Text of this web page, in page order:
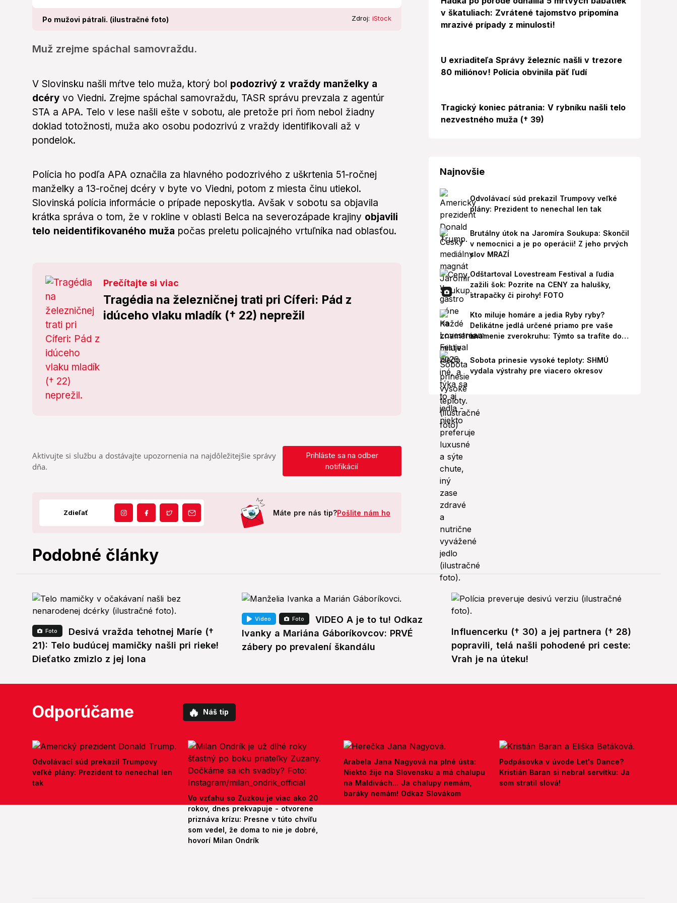
Po mužovi pátrali. (ilustračné foto) Zdroj: iStock
Muž zrejme spáchal samovraždu.
V Slovinsku našli mŕtve telo muža, ktorý bol podozrivý z vraždy manželky a
dcéry vo Viedni. Zrejme spáchal samovraždu, TASR správu prevzala z agentúr
STA a APA. Telo v lese našli ešte v sobotu, ale pretože pri ňom nebol žiadny
doklad totožnosti, muža ako osobu podozrivú z vraždy identifikovali až v
pondelok.
Polícia ho podľa APA označila za hlavného podozrivého z uškrtenia 51-ročnej
manželky a 13-ročnej dcéry v byte vo Viedni, potom z miesta činu utiekol.
Slovinská polícia informácie o prípade neposkytla. Avšak v sobotu sa objavila
krátka správa o tom, že v rokline v oblasti Belca na severozápade krajiny objavili
telo neidentifikovaného muža počas preletu policajného vrtuľníka nad oblasťou.
Prečítajte si viac
Tragédia na železničnej trati pri Cíferi: Pád z
idúceho vlaku mladík († 22) neprežil
Aktivujte si službu a dostávajte upozornenia na najdôležitejšie správy
dňa.
Prihláste sa na odber
notifikácií
Zdieľať Máte pre nás tip?Pošlite nám ho
v škatuliach: Zvrátené tajomstvo pripomína
mrazivé prípady z minulosti!
U exriaditeľa Správy železníc našli v trezore
80 miliónov! Polícia obvinila päť ľudí
Tragický koniec pátrania: V rybníku našli telo
nezvestného muža († 39)
Najnovšie
Odvolávací súd prekazil Trumpovy veľké
plány: Prezident to nenechal len tak
Brutálny útok na Jaromíra Soukupa: Skončil
v nemocnici a je po operácii! Z jeho prvých
slov MRAZÍ
Odštartoval Lovestream Festival a ľudia
zažili šok: Pozrite na CENY za halušky,
strapačky či pirohy! FOTO
Kto miluje homáre a jedia Ryby ryby?
Delikátne jedlá určené priamo pre vaše
znamenie zverokruhu: Týmto sa trafíte do
Sobota prinesie vysoké teploty: SHMÚ
vydala výstrahy pre viacero okresov
Podobné články
Foto
Desivá vražda tehotnej Maríe (†
21): Telo budúcej mamičky našli pri rieke!
Dieťatko zmizlo z jej lona
Video Foto
VIDEO A je to tu! Odkaz
Ivanky a Mariána Gáboríkovcov: PRVÉ
zábery po prevalení škandálu
Influencerku († 30) a jej partnera († 28)
popravili, telá našli pohodené pri ceste:
Vrah je na úteku!
Odporúčame 🔥 Náš tip
Odvolávací súd prekazil Trumpovy
veľké plány: Prezident to nenechal len
tak
Vo vzťahu so Zuzkou je viac ako 20
rokov, dnes prekvapuje - otvorene
priznáva krízu: Presne v túto chvíľu
som vedel, že doma to nie je dobré,
hovorí Milan Ondrík
Arabela Jana Nagyová na plné ústa:
Niekto žije na Slovensku a má chalupu
na Maldivách... Ja chalupy nemám,
baráky nemám! Odkaz Slovákom
Podpásovka v úvode Let's Dance?
Kristián Baran si nebral servítku: Ja
som stratil slová!